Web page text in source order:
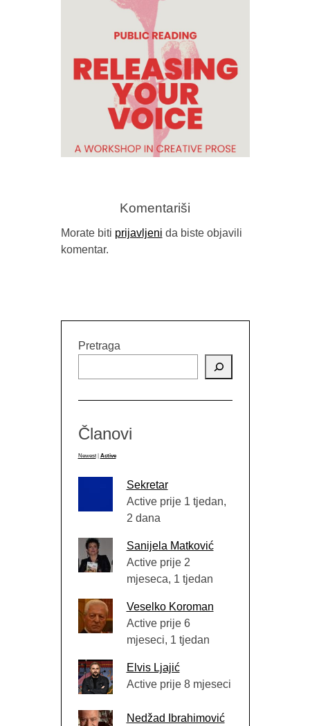
Komentariši
Morate biti prijavljeni da biste objavili
komentar.
Pretraga
Članovi
Newest Active
Sekretar
Active prije 1 tjedan,
2 dana
Sanijela Matković
Active prije 2
mjeseca, 1 tjedan
Veselko Koroman
Active prije 6
mjeseci, 1 tjedan
Elvis Ljajić
Active prije 8 mjeseci
Nedžad Ibrahimović